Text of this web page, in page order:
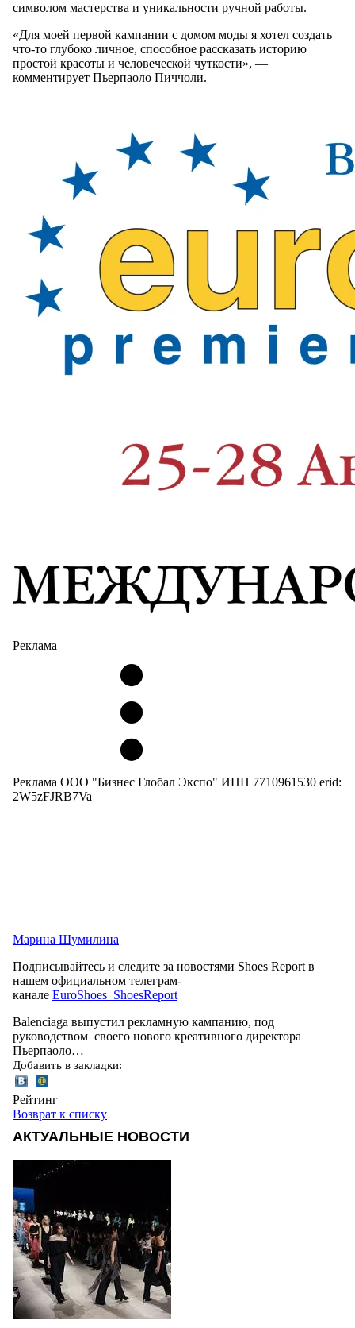
символом мастерства и уникальности ручной работы.
«Для моей первой кампании с домом моды я хотел создать
что-то глубоко личное, способное рассказать историю
простой красоты и человеческой чуткости», —
комментирует Пьерпаоло Пиччоли.
Реклама
Реклама ООО "Бизнес Глобал Экспо" ИНН 7710961530 erid:
2W5zFJRB7Va
Марина Шумилина
Подписывайтесь и следите за новостями Shoes Report в
нашем официальном телеграм-
канале EuroShoes_ShoesReport
Balenciaga выпустил рекламную кампанию, под
руководством своего нового креативного директора
Пьерпаоло…
Добавить в закладки:
Рейтинг
Возврат к списку
АКТУАЛЬНЫЕ НОВОСТИ